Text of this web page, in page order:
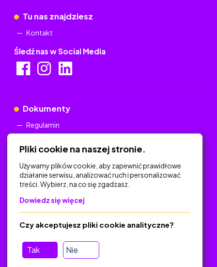
Tu nas znajdziesz
Kontakt
Śledź nas w Social Media
Dokumenty
Regulamin
Na skróty
Polityka Prywatności
Regulamin
O platformie
Baza materiałów dydaktycznych
Jak zostać autorem
Pliki cookie na naszej stronie.
Używamy plików cookie, aby zapewnić prawidłowe
działanie serwisu, analizować ruch i personalizować
treści. Wybierz, na co się zgadzasz.
Dowiedz się więcej
Tak Nie
Czy akceptujesz pliki cookie analityczne?